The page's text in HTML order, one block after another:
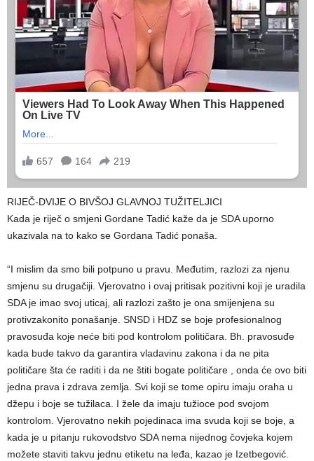
RIJEČ-DVIJE O BIVŠOJ GLAVNOJ TUŽITELJICI
Kada je riječ o smjeni Gordane Tadić kaže da je SDA uporno
ukazivala na to kako se Gordana Tadić ponaša.
“I mislim da smo bili potpuno u pravu. Međutim, razlozi za njenu
smjenu su drugačiji. Vjerovatno i ovaj pritisak pozitivni koji je uradila
SDA je imao svoj uticaj, ali razlozi zašto je ona smijenjena su
protivzakonito ponašanje. SNSD i HDZ se boje profesionalnog
pravosuđa koje neće biti pod kontrolom političara. Bh. pravosuđe
kada bude takvo da garantira vladavinu zakona i da ne pita
političare šta će raditi i da ne štiti bogate političare , onda će ovo biti
jedna prava i zdrava zemlja. Svi koji se tome opiru imaju oraha u
džepu i boje se tužilaca. I žele da imaju tužioce pod svojom
kontrolom. Vjerovatno nekih pojedinaca ima svuda koji se boje, a
kada je u pitanju rukovodstvo SDA nema nijednog čovjeka kojem
možete staviti takvu jednu etiketu na leđa, kazao je Izetbegović.